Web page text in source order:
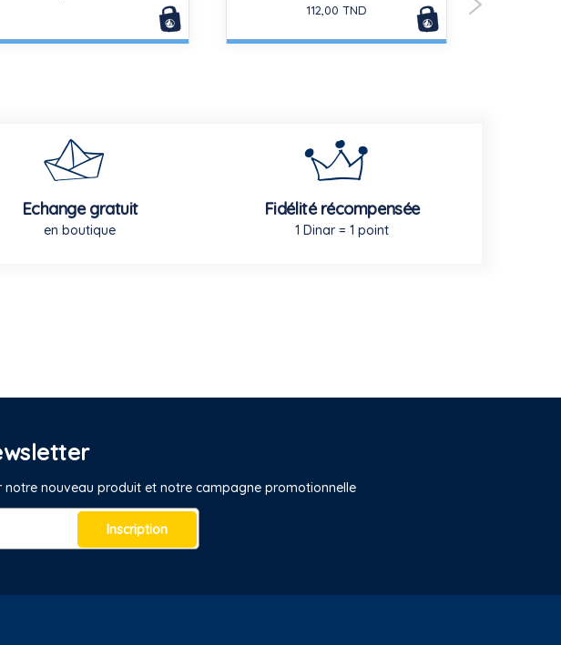
112,00 TND
Echange gratuit
en boutique
Fidélité récompensée
1 Dinar = 1 point
nouveau produit et notre campagne promotionnelle
Inscription